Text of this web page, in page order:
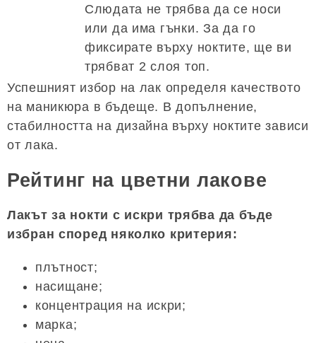
Слюдата не трябва да се носи
или да има гънки. За да го
фиксирате върху ноктите, ще ви
трябват 2 слоя топ.
Успешният избор на лак определя качеството
на маникюра в бъдеще. В допълнение,
стабилността на дизайна върху ноктите зависи
от лака.
Рейтинг на цветни лакове
Лакът за нокти с искри трябва да бъде
избран според няколко критерия:
плътност;
насищане;
концентрация на искри;
марка;